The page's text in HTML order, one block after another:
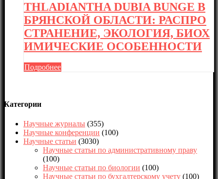
THLADIANTHA DUBIA BUNGE В
БРЯНСКОЙ ОБЛАСТИ: РАСПРО
СТРАНЕНИЕ, ЭКОЛОГИЯ, БИОХ
ИМИЧЕСКИЕ ОСОБЕННОСТИ
Подробнее
Категории
Научные журналы (355)
Научные конференции (100)
Научные статьи (3030)
Научные статьи по административному праву
(100)
Научные статьи по биологии (100)
Научные статьи по бухгалтерскому учету (100)